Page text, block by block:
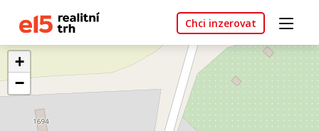
Chci inzerovat
+
−